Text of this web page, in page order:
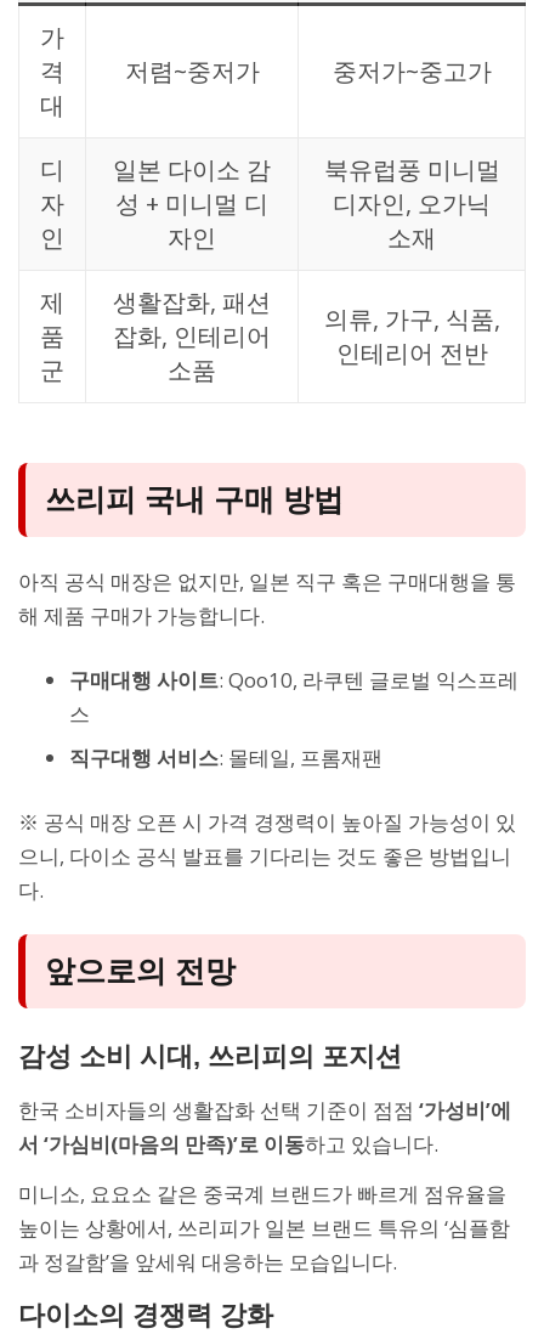
가
격
대
저렴~중저가 중저가~중고가
디
자
인
일본 다이소 감
성 + 미니멀 디
자인
북유럽풍 미니멀
디자인, 오가닉
소재
제
품
군
생활잡화, 패션
잡화, 인테리어
소품
의류, 가구, 식품,
인테리어 전반
쓰리피 국내 구매 방법
아직 공식 매장은 없지만, 일본 직구 혹은 구매대행을 통
해 제품 구매가 가능합니다.
구매대행 사이트: Qoo10, 라쿠텐 글로벌 익스프레
스
직구대행 서비스: 몰테일, 프롬재팬
※ 공식 매장 오픈 시 가격 경쟁력이 높아질 가능성이 있
으니, 다이소 공식 발표를 기다리는 것도 좋은 방법입니
다.
앞으로의 전망
감성 소비 시대, 쓰리피의 포지션
한국 소비자들의 생활잡화 선택 기준이 점점 ‘가성비’에
서 ‘가심비(마음의 만족)’로 이동하고 있습니다.
미니소, 요요소 같은 중국계 브랜드가 빠르게 점유율을
높이는 상황에서, 쓰리피가 일본 브랜드 특유의 ‘심플함
과 정갈함’을 앞세워 대응하는 모습입니다.
다이소의 경쟁력 강화